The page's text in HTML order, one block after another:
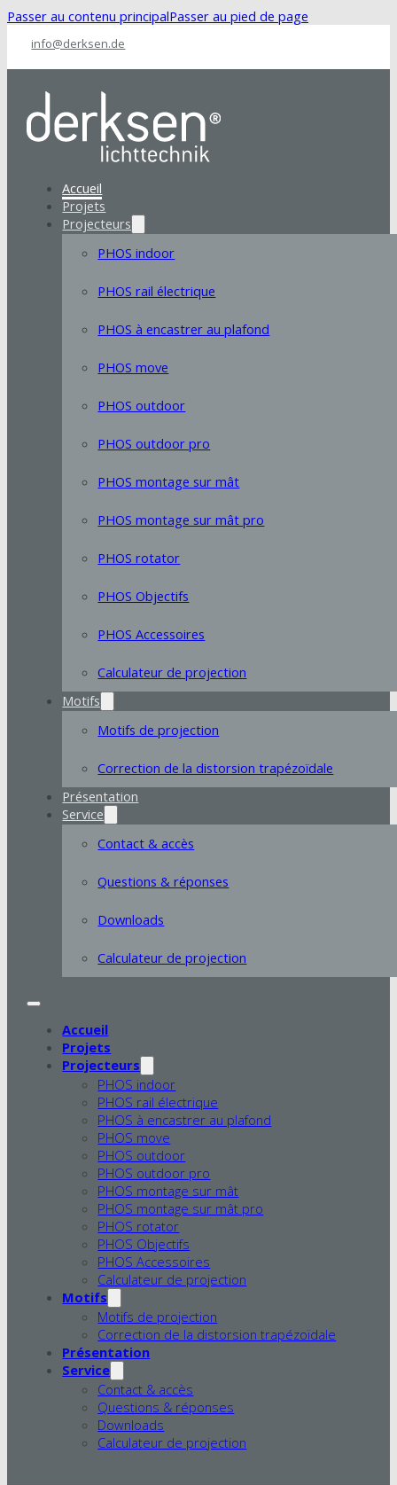
Passer au contenu principalPasser au pied de page
info@derksen.de
Accueil
Projets
Projecteurs
PHOS indoor
PHOS rail électrique
PHOS à encastrer au plafond
PHOS move
PHOS outdoor
PHOS outdoor pro
PHOS montage sur mât
PHOS montage sur mât pro
PHOS rotator
PHOS Objectifs
PHOS Accessoires
Calculateur de projection
Motifs
Motifs de projection
Correction de la distorsion trapézoïdale
Présentation
Service
Contact & accès
Questions & réponses
Downloads
Calculateur de projection
Accueil
Projets
Projecteurs
PHOS indoor
PHOS rail électrique
PHOS à encastrer au plafond
PHOS move
PHOS outdoor
PHOS outdoor pro
PHOS montage sur mât
PHOS montage sur mât pro
PHOS rotator
PHOS Objectifs
PHOS Accessoires
Calculateur de projection
Motifs
Motifs de projection
Correction de la distorsion trapézoïdale
Présentation
Service
Contact & accès
Questions & réponses
Downloads
Calculateur de projection